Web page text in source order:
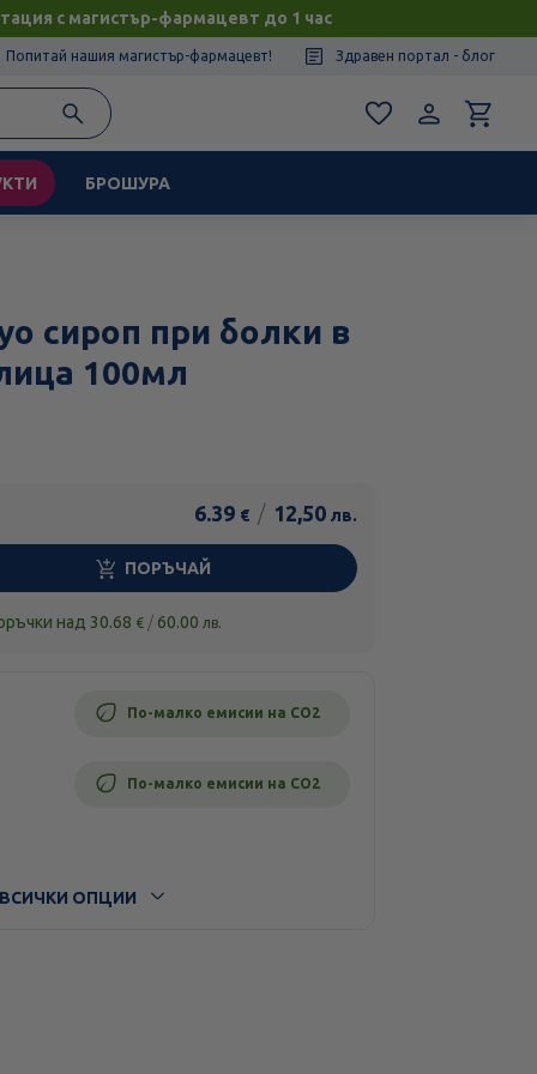
с магистър-фармацевт до 1 час
Попитай нашия магистър-фармацевт! Здравен портал - блог
БРОШУРА
сироп при болки в
100мл
6.39 € / 12,50 лв.
ПОРЪЧАЙ
над 30.68 € / 60.00 лв.
По-малко емисии на CO2
По-малко емисии на CO2
ОПЦИИ